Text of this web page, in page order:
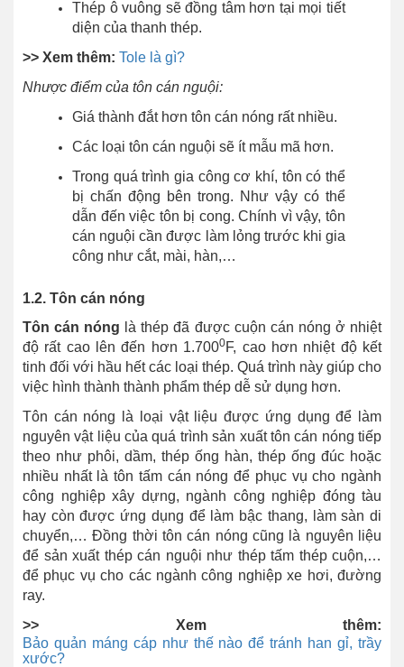
Thép ô vuông sẽ đồng tâm hơn tại mọi tiết
diện của thanh thép.
>> Xem thêm: Tole là gì?
Nhược điểm của tôn cán nguội:
Giá thành đắt hơn tôn cán nóng rất nhiều.
Các loại tôn cán nguội sẽ ít mẫu mã hơn.
Trong quá trình gia công cơ khí, tôn có thể
bị chấn động bên trong. Như vậy có thể
dẫn đến việc tôn bị cong. Chính vì vậy, tôn
cán nguội cần được làm lỏng trước khi gia
công như cắt, mài, hàn,…
1.2. Tôn cán nóng
Tôn cán nóng là thép đã được cuộn cán nóng ở nhiệt
độ rất cao lên đến hơn 1.7000F, cao hơn nhiệt độ kết
tinh đối với hầu hết các loại thép. Quá trình này giúp cho
việc hình thành thành phẩm thép dễ sử dụng hơn.
Tôn cán nóng là loại vật liệu được ứng dụng để làm
nguyên vật liệu của quá trình sản xuất tôn cán nóng tiếp
theo như phôi, dầm, thép ống hàn, thép ống đúc hoặc
nhiều nhất là tôn tấm cán nóng để phục vụ cho ngành
công nghiệp xây dựng, ngành công nghiệp đóng tàu
hay còn được ứng dụng để làm bậc thang, làm sàn di
chuyển,… Đồng thời tôn cán nóng cũng là nguyên liệu
để sản xuất thép cán nguội như thép tấm thép cuộn,…
để phục vụ cho các ngành công nghiệp xe hơi, đường
ray.
>> Xem thêm:
Bảo quản máng cáp như thế nào để tránh han gỉ, trầy
xước?